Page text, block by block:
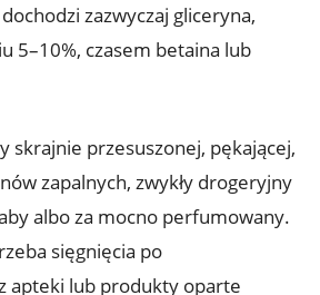
zazwyczaj gliceryna,
5–10%, czasem betaina lub
skrajnie przesuszonej, pękającej,
zapalnych, zwykły drogeryjny
albo za mocno perfumowany.
sięgnięcia po
apteki lub produkty oparte